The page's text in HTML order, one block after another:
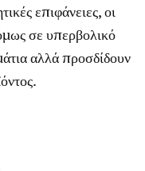
επιφάνειες, οι
σε υπερβολικό
αλλά προσδίδουν